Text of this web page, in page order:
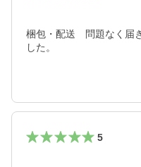
梱包・配送　問題なく届
した。
5